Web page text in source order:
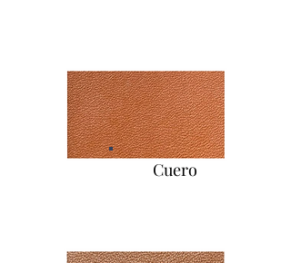
Cuero